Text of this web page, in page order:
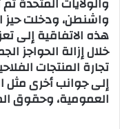
هذه الاتفاقية إلى
خلال إزالة الحواجز
تجارة المنتجات
إلى جوانب أخرى مثل
العمومية، وحقوق